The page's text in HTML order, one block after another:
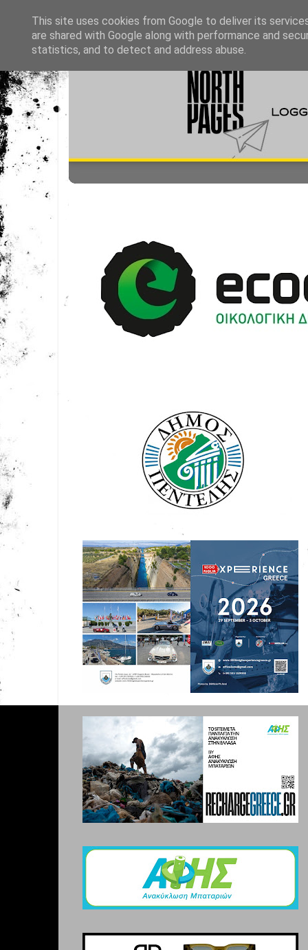
This site uses cookies from Google to deliver its
are shared with Google along with performance and
statistics, and to detect and address abuse.